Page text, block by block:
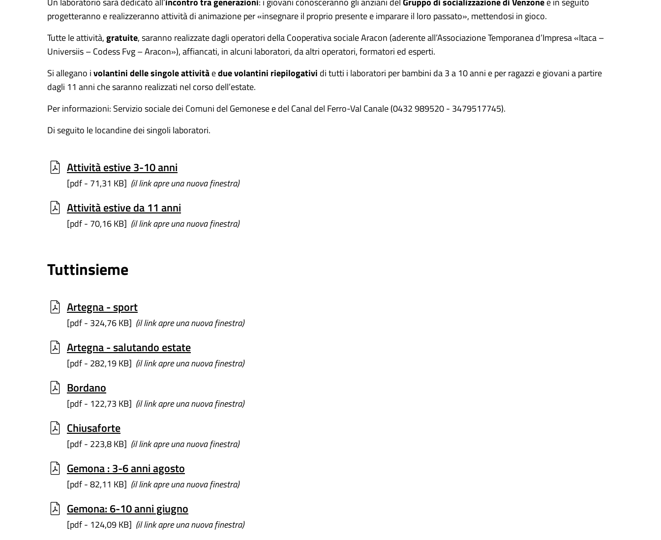
progetteranno e realizzeranno attività di animazione per «insegnare il proprio presente e imparare il loro passato», mettendosi in gioco.
Tutte le attività,gratuite,saranno realizzate dagli operatori della Cooperativa sociale Aracon (aderente all’Associazione Temporanea d’Impresa «Itaca –
Universiis – Codess Fvg – Aracon»), affiancati, in alcuni laboratori, da altri operatori, formatori ed esperti.
Si allegano ivolantini delle singole attivitàedue volantini riepilogativi di tutti i laboratori per bambini da 3 a 10 anni e per ragazzi e giovani a partire
dagli 11 anni che saranno realizzati nel corso dell’estate.
Per informazioni: Servizio sociale dei Comuni del Gemonese e del Canal del Ferro-Val Canale (0432 989520 - 3479517745).
Di seguito le locandine dei singoli laboratori.
Attività estive 3-10 anni
[pdf - 71,31 KB] (il link apre una nuova finestra)
Attività estive da 11 anni
[pdf - 70,16 KB] (il link apre una nuova finestra)
Tuttinsieme
Artegna - sport
[pdf - 324,76 KB] (il link apre una nuova finestra)
Artegna - salutando estate
[pdf - 282,19 KB] (il link apre una nuova finestra)
Bordano
[pdf - 122,73 KB] (il link apre una nuova finestra)
Chiusaforte
[pdf - 223,8 KB] (il link apre una nuova finestra)
Gemona : 3-6 anni agosto
[pdf - 82,11 KB] (il link apre una nuova finestra)
Gemona: 6-10 anni giugno
[pdf - 124,09 KB] (il link apre una nuova finestra)